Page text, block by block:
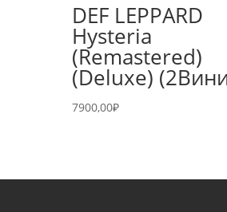
DEF LEPPARD
Hysteria
(Remastered)
(Deluxe)
7900,00₽